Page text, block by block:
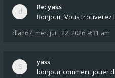
Re: yass
Bonjour, Vous trouverez
dlan67, mer. juil. 22, 2026 9:31 am
yass
bonjour comment jouer